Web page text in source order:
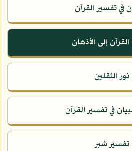
في تفسير القرآن
إلى الأذهان
نور الثقلين
في تفسير القرآن
تفسير شبر